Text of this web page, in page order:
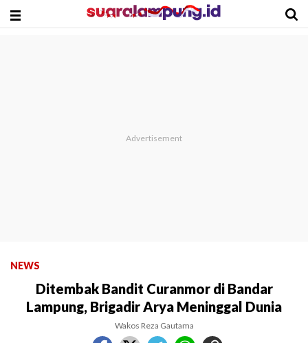
NEWS
Ditembak Bandit Curanmor di Bandar
Lampung, Brigadir Arya Meninggal Dunia
Wakos Reza Gautama